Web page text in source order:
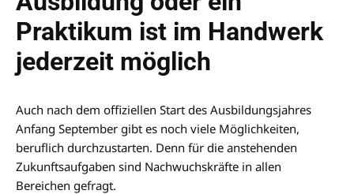
Praktikum ist im Handwerk
jederzeit möglich
Auch nach dem offiziellen Start des Ausbildungsjahres
Anfang September gibt es noch viele Möglichkeiten,
beruflich durchzustarten. Denn für die anstehenden
Zukunftsaufgaben sind Nachwuchskräfte in allen
Bereichen gefragt.